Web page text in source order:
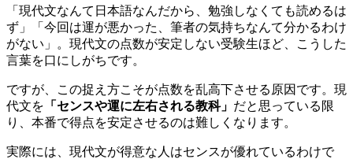
「現代文なんて日本語なんだから、勉強しなくても読めるは
ず」「今回は運が悪かった、筆者の気持ちなんて分かるわけ
がない」。現代文の点数が安定しない受験生ほど、こうした
言葉を口にしがちです。
ですが、この捉え方こそが点数を乱高下させる原因です。現
代文を 「センスや運に左右される教科」 だと思っている限
り、本番で得点を安定させるのは難しくなります。
実際には、現代文が得意な人はセンスが優れているわけで